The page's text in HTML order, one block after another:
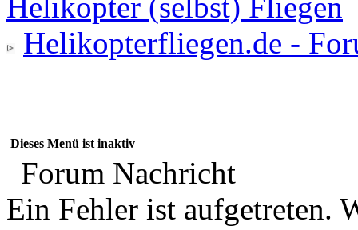
Helikopterfliegen.de -
Dieses Menü ist inaktiv
Forum Nachricht
Ein Fehler ist aufgetreten.